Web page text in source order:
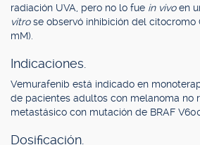
radiación UVA, pero no lo fue in vivoen
vitrose observó inhibición del citocromo
mM).
Indicaciones.
Vemurafenib está indicado en
de pacientes adultos con melanoma no
metastásico con mutación de BRAF
Dosificación.